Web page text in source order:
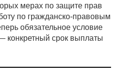
B4.1.13–B4.1.17.
мерах по защите прав
по гражданско-правовым
обязательное условие
конкретный срок выплаты